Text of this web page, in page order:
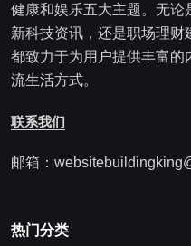
健康和娱乐五大主题。无论
新科技资讯，还是职场理
都致力于为用户提供丰富的
流生活方式。
联系我们
邮箱：
热门分类